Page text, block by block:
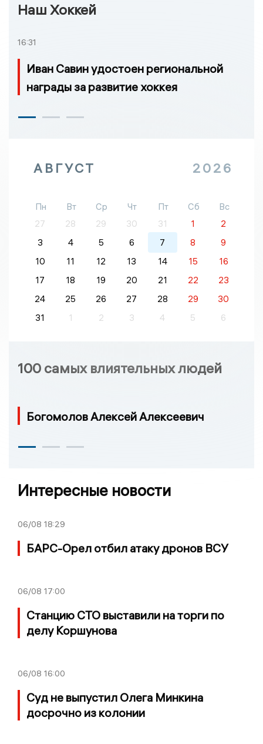
Наш Хоккей
16:31
Иван Савин удостоен региональной
награды за развитие хоккея
АВГУСТ 2026
Пн Вт Ср Чт Пт Сб
Вс
27
28 29 30 31 1
2
3
4 5 6 7 8
9
10
11 12 13 14 15
16
17
18 19 20 21 22
23
24
25 26 27 28 29
30
31
1 2 3 4 5 6
100 самых влиятельных людей
Богомолов Алексей Алексеевич
Интересные новости
06/08 18:29
БАРС-Орел отбил атаку дронов ВСУ
06/08 17:00
Станцию СТО выставили на торги по
делу Коршунова
06/08 16:00
Суд не выпустил Олега Минкина
досрочно из колонии